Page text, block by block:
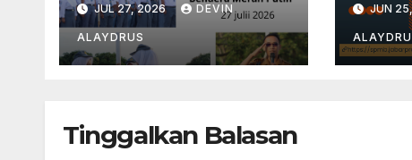
JUL 27, 2026 DEVIN
ALAYDRUS
JUN
Tinggalkan Balasan